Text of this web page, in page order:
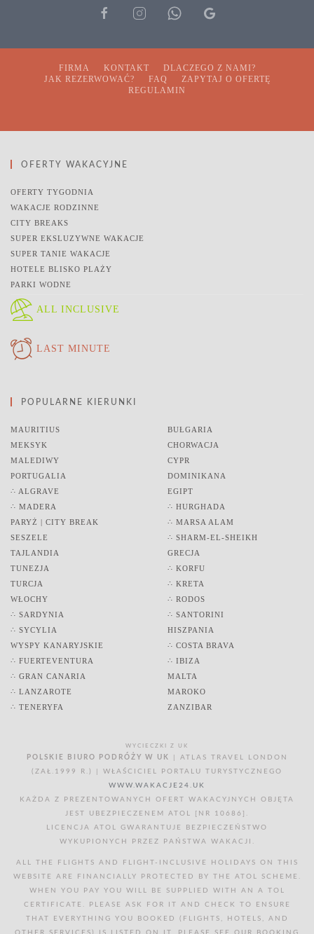
FIRMA KONTAKT
DLACZEGO Z NAMI?
JAK REZERWOWAĆ?
FAQ
ZAPYTAJ O OFERTĘ
REGULAMIN
OFERTY WAKACYJNE
OFERTY TYGODNIA
WAKACJE RODZINNE
CITY BREAKS
SUPER EKSLUZYWNE WAKACJE
SUPER TANIE WAKACJE
HOTELE BLISKO PLAŻY
PARKI WODNE
ALL INCLUSIVE
LAST MINUTE
POPULARNE KIERUNKI
MAURITIUS
MEKSYK
MALEDIWY
PORTUGALIA
∴ ALGRAVE
∴ MADERA
PARYŻ | CITY BREAK
SESZELE
TAJLANDIA
TUNEZJA
TURCJA
WŁOCHY
∴ SARDYNIA
∴ SYCYLIA
WYSPY KANARYJSKIE
∴ FUERTEVENTURA
∴ GRAN CANARIA
∴ LANZAROTE
∴ TENERYFA
BUŁGARIA
CHORWACJA
CYPR
DOMINIKANA
EGIPT
∴ HURGHADA
∴ MARSA ALAM
∴ SHARM-EL-SHEIKH
GRECJA
∴ KORFU
∴ KRETA
∴ RODOS
∴ SANTORINI
HISZPANIA
∴ COSTA BRAVA
∴ IBIZA
MALTA
MAROKO
ZANZIBAR
WYCIECZKI Z UK
POLSKIE BIURO PODRÓŻY W UK
| ATLAS TRAVEL LONDON
(ZAŁ.1999 R.) | WŁAŚCICIEL PORTALU TURYSTYCZNEGO
WWW.WAKACJE24.UK
KAŻDA Z PREZENTOWANYCH OFERT WAKACYJNYCH OBJĘTA
JEST UBEZPIECZENEM ATOL [NR 10686].
LICENCJA ATOL GWARANTUJE BEZPIECZEŃSTWO
WYKUPIONYCH PRZEZ PAŃSTWA WAKACJI.
ALL THE FLIGHTS AND FLIGHT-INCLUSIVE HOLIDAYS ON THIS
WEBSITE ARE FINANCIALLY PROTECTED BY THE ATOL SCHEME.
WHEN YOU PAY YOU WILL BE SUPPLIED WITH AN A TOL
CERTIFICATE. PLEASE ASK FOR IT AND CHECK TO ENSURE
THAT EVERYTHING YOU BOOKED (FLIGHTS, HOTELS, AND
OTHER SERVICES) IS LISTED ON IT. PLEASE SEE OUR BOOKING